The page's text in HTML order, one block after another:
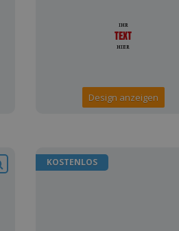
Design anzeigen
KOSTENLOS